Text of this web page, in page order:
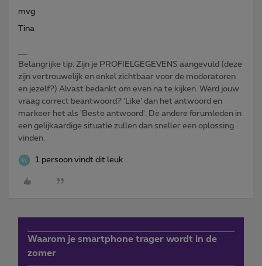
mvg
Tina
Belangrijke tip: Zijn je PROFIELGEGEVENS aangevuld (deze
zijn vertrouwelijk en enkel zichtbaar voor de moderatoren
en jezelf?) Alvast bedankt om even na te kijken. Werd jouw
vraag correct beantwoord? ‘Like’ dan het antwoord en
markeer het als 'Beste antwoord'. De andere forumleden in
een gelijkaardige situatie zullen dan sneller een oplossing
vinden.
1 persoon vindt dit leuk
Waarom je smartphone trager wordt in de
zomer